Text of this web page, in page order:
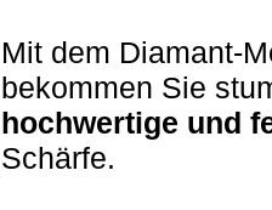
Mit dem Diamant-
bekommen Sie
hochwertige und
Schärfe.